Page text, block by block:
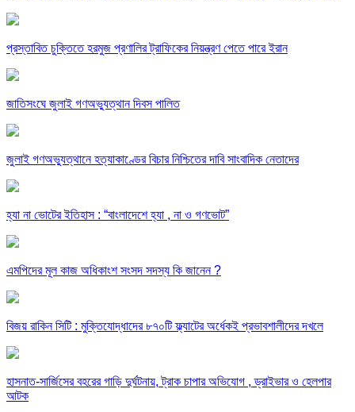
প্রস্তাবিত চুক্তিতে হরমুজ প্রণালির ট্রাফিকের নিয়ন্ত্রণ পেতে পারে ইরান
জাতিসংঘে জুলাই গণঅভ্যুত্থান দিবস পালিত
জুলাই গণঅভ্যুত্থানে হত্যাকাণ্ডের বিচার নিশ্চিতের দাবি সাংবাদিক নেতাদের
হ্যা না ভোটের ইতিহাস : “বাংলাদেশে হ্যা , না ও গণভোট”
এমপিদের মূল কাজ অধিকাংশ সংসদ সদস্য কি জানেন ?
বিজয় রাকিন সিটি : মুক্তিযোদ্ধাদের ৮৭০টি ফ্ল্যাটের অর্ধেকই প্রভাবশালীদের দখলে
হাসনাত-সার্জিসের বহরের গাড়ি দুর্ঘটনায়, ট্রাক চাপার অভিযোগ , ড্রাইভার ও হেলপার
আটক